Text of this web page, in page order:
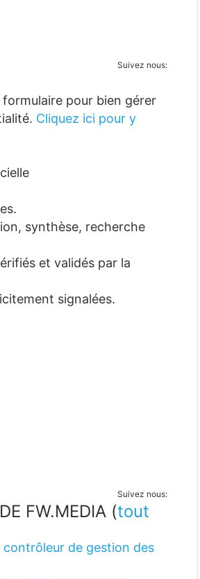
Suivez nous:
pour bien gérer
Cliquez ici pour y
synthèse, recherche
et validés par la
signalées.
Suivez nous:
FW.MEDIA (tout
contrôleur de gestion des